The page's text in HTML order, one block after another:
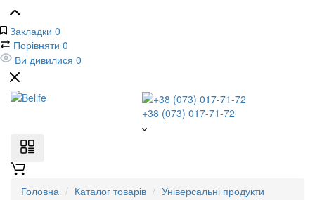
Закладки 0
Порівняти 0
Ви дивилися 0
+38 (073) 017-71-72
Головна Каталог товарів
Універсальні продукти